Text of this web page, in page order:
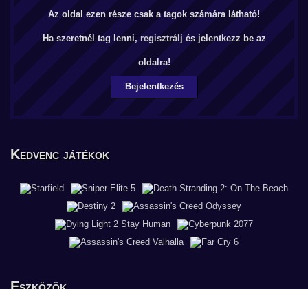
Az oldal ezen része csak a tagok számára látható!
Ha szeretnél tag lenni, regisztrálj és jelentkezz be az
oldalra!
Bejelentkezés
Kedvenc játékok